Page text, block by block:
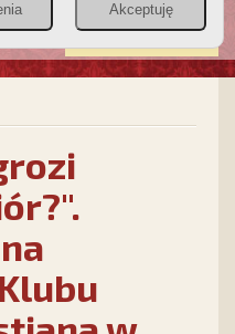
WESPRZYJ
NAS
Akceptuję